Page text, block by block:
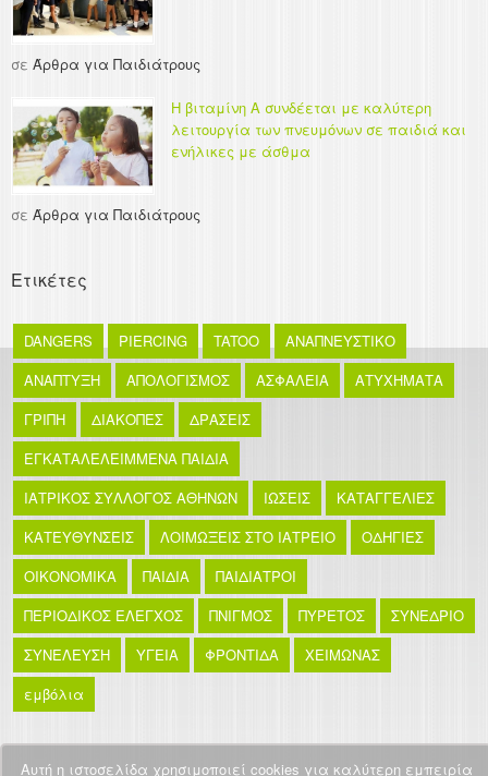
σε Άρθρα για Παιδιάτρους
Η βιταμίνη Α συνδέεται με καλύτερη
λειτουργία των πνευμόνων σε παιδιά και
ενήλικες με άσθμα
σε Άρθρα για Παιδιάτρους
Ετικέτες
DANGERS PIERCING TATOO
ΑΝΑΠΝΕΥΣΤΙΚΟ
ΑΝΑΠΤΥΞΗ
ΑΠΟΛΟΓΙΣΜΟΣ ΑΣΦΑΛΕΙΑ
ΑΤΥΧΗΜΑΤΑ
ΓΡΙΠΗ
ΔΙΑΚΟΠΕΣ
ΔΡΑΣΕΙΣ
ΕΓΚΑΤΑΛΕΛΕΙΜΜΕΝΑ ΠΑΙΔΙΑ
ΙΑΤΡΙΚΟΣ ΣΥΛΛΟΓΟΣ ΑΘΗΝΩΝ
ΙΩΣΕΙΣ
ΚΑΤΑΓΓΕΛΙΕΣ
ΚΑΤΕΥΘΥΝΣΕΙΣ
ΛΟΙΜΩΞΕΙΣ ΣΤΟ ΙΑΤΡΕΙΟ
ΟΔΗΓΙΕΣ
ΟΙΚΟΝΟΜΙΚΑ
ΠΑΙΔΙΑ
ΠΑΙΔΙΑΤΡΟΙ
ΠΕΡΙΟΔΙΚΟΣ ΕΛΕΓΧΟΣ
ΠΝΙΓΜΟΣ ΠΥΡΕΤΟΣ
ΣΥΝΕΔΡΙΟ
ΣΥΝΕΛΕΥΣΗ
ΥΓΕΙΑ ΦΡΟΝΤΙΔΑ
ΧΕΙΜΩΝΑΣ
εμβόλια
Αυτή η ιστοσελίδα χρησιμοποιεί cookies για καλύτερη εμπειρία